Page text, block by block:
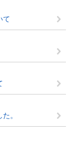
て
。